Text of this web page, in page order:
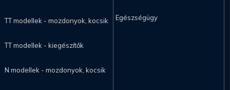
TT modellek - mozdonyok, kocsik
TT modellek - kiegészítők
N modellek - mozdonyok, kocsik
Egészségügy